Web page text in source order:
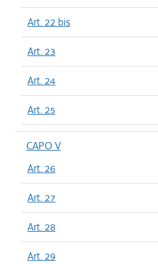
Art. 22 bis
Art. 23
Art. 24
Art. 25
CAPO V
Art. 26
Art. 27
Art. 28
Art. 29